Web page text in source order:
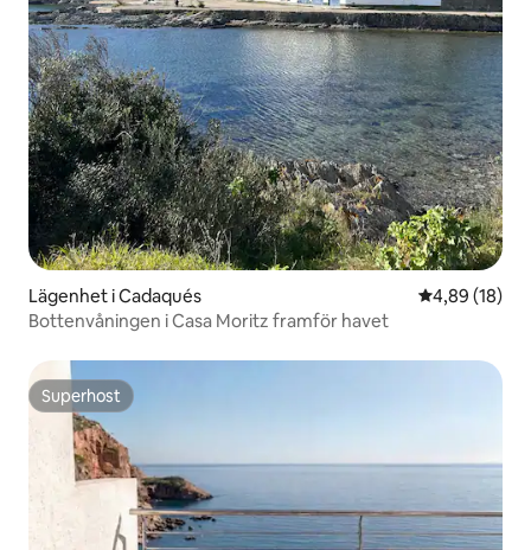
Lägenhet i Cadaqués 4,89 av 5 i
4,89 (18)
Bottenvåningen i Casa Moritz framför havet
Superhost
Superhost